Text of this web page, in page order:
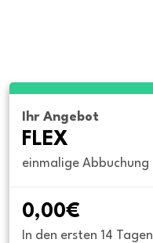
Ihr Angebot
FLEX
einmalige Abbuchung
0,00€
In den ersten 14 Tagen